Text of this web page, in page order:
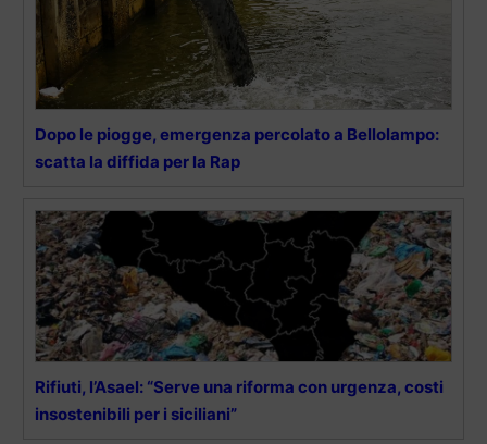
Dopo le piogge, emergenza percolato a Bellolampo:
scatta la diffida per la Rap
Rifiuti, l’Asael: “Serve una riforma con urgenza, costi
insostenibili per i siciliani”